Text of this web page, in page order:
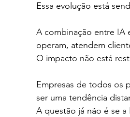
Essa evolução está
A combinação entre IA
operam, atendem
O impacto não está
Empresas de todos os
ser uma tendência
A questão já não é se